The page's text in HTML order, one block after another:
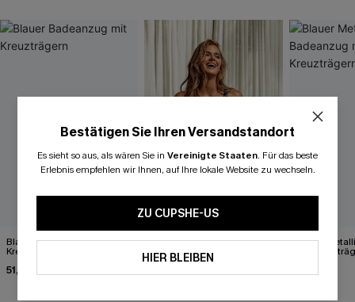
Blauer Badeanzug mit
Kreuzträgern
51,00 €
Blauer Monokini-
Badeanzug mit tiefem
Ausschnitt
Blauer
mit
Bestätigen Sie Ihren Versandstandort
Es sieht so aus, als wären Sie in Vereinigte Staaten. Für das beste
Erlebnis empfehlen wir Ihnen, auf Ihre lokale Website zu wechseln.
ZU CUPSHE-US
HIER BLEIBEN